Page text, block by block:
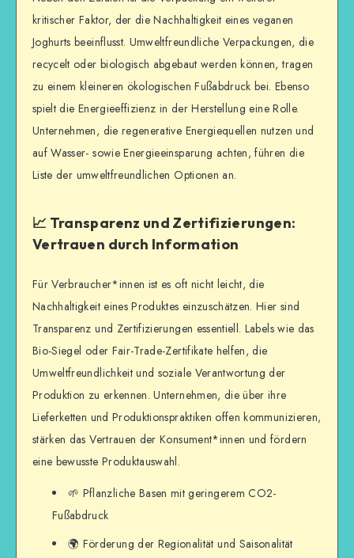
kritischer Faktor, der die Nachhaltigkeit eines veganen
Joghurts beeinflusst. Umweltfreundliche Verpackungen, die
recycelt oder biologisch abgebaut werden können, tragen
zu einem kleineren ökologischen Fußabdruck bei. Ebenso
spielt die Energieeffizienz in der Herstellung eine Rolle.
Unternehmen, die regenerative Energiequellen nutzen und
auf Wasser- sowie Energieeinsparung achten, führen die
Liste der umweltfreundlichen Optionen an.
📈 Transparenz und Zertifizierungen:
Vertrauen durch Information
Für Verbraucher*innen ist es oft nicht leicht, die
Nachhaltigkeit eines Produktes einzuschätzen. Hier sind
Transparenz und Zertifizierungen essentiell. Labels wie das
Bio-Siegel oder Fair-Trade-Zertifikate helfen, die
Umweltfreundlichkeit und soziale Verantwortung der
Produktion zu erkennen. Unternehmen, die über ihre
Lieferketten und Produktionspraktiken offen kommunizieren,
stärken das Vertrauen der Konsument*innen und fördern
eine bewusste Produktauswahl.
🌱 Pflanzliche Basen mit geringerem CO2-
Fußabdruck
🌍 Förderung der Regionalität und Saisonalität